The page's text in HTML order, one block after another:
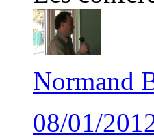
Normand
08/01/